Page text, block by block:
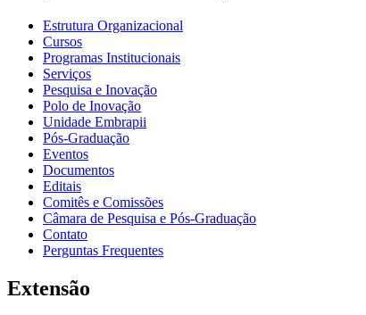
Estrutura Organizacional
Cursos
Programas Institucionais
Serviços
Pesquisa e Inovação
Polo de Inovação
Unidade Embrapii
Pós-Graduação
Eventos
Documentos
Editais
Comitês e Comissões
Câmara de Pesquisa e Pós-Graduação
Contato
Perguntas Frequentes
Extensão